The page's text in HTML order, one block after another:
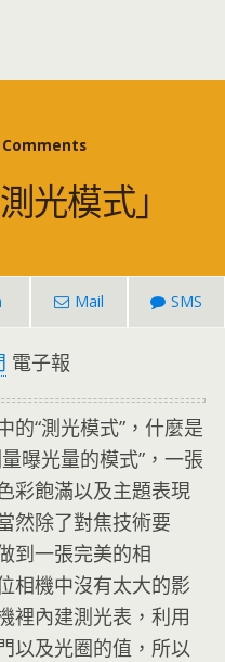
Comments
光模式」
Mail SMS
電子報
“測光模式”，什麼是
曝光量的模式”，一張
彩飽滿以及主題表現
然除了對焦技術要
到一張完美的相
相機中沒有太大的影
裡內建測光表，利用
以及光圈的值，所以